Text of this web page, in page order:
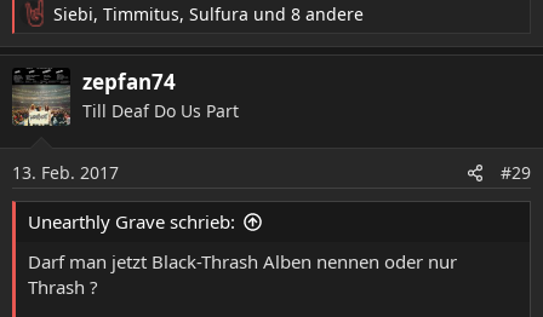
R
e
a
k
t
n
e
n
Siebi, Timmitus, Sulfura und 8 andere
zepfan74
Till Deaf Do Us Part
13. Feb. 2017 #29
Unearthly Grave schrieb:
Darf man jetzt Black-Thrash Alben nennen oder nur
Thrash ?